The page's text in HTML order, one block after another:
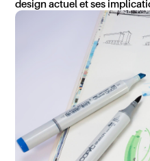
design actuel et ses